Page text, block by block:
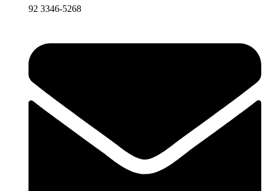
92 3346-5268